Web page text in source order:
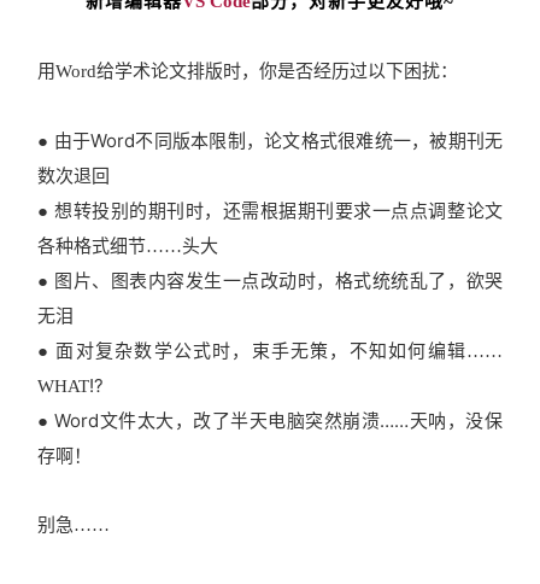
用Word给学术论文排版时，你是否经历过以下困扰：
● 由于Word不同版本限制，论文格式很难统一，被期刊无
数次退回
● 想转投别的期刊时，还需根据期刊要求一点点调整论文
各种格式细节……头大
● 图片、图表内容发生一点改动时，格式统统乱了，欲哭
无泪
● 面对复杂数学公式时，束手无策，不知如何编辑……
WHAT!?
● Word文件太大，改了半天电脑突然崩溃……天呐，没保
存啊！
别急……